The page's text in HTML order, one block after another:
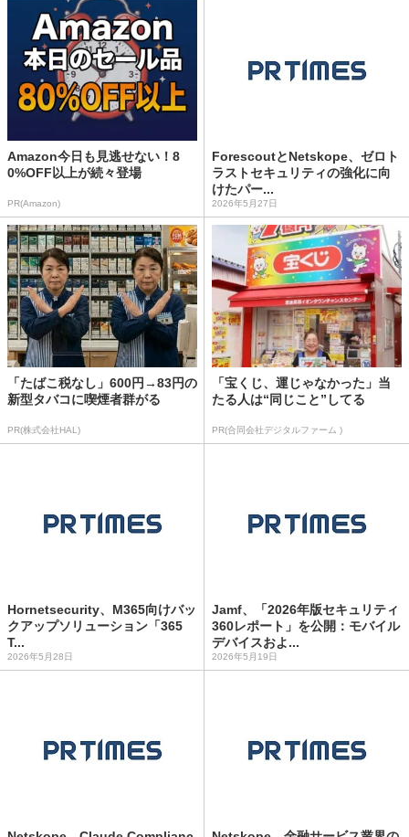
Amazon今日も見逃せない！8
0%OFF以上が続々登場
PR(Amazon)
ForescoutとNetskope、ゼロト
ラストセキュリティの強化に向
けたパー...
2026年5月27日
「たばこ税なし」600円→83円の
新型タバコに喫煙者群がる
PR(株式会社HAL)
「宝くじ、運じゃなかった」当
たる人は“同じこと”してる
PR(合同会社デジタルファーム )
Hornetsecurity、M365向けバッ
クアップソリューション「365
T...
2026年5月28日
Jamf、「2026年版セキュリティ
360レポート」を公開：モバイル
デバイスおよ...
2026年5月19日